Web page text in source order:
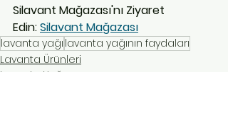
Silavant Mağazası'nı Ziyaret
Edin:Silavant Mağazası
lavanta yağı lavanta yağının faydaları
Lavanta Ürünleri
Lavanta Yağı